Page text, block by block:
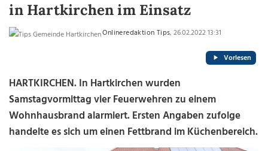
in Hartkirchen im Einsatz
Onlineredaktion Tips, 26.02.2022 13:31
Vorlesen
HARTKIRCHEN. In Hartkirchen wurden
Samstagvormittag vier Feuerwehren zu einem
Wohnhausbrand alarmiert. Ersten Angaben zufolge
handelte es sich um einen Fettbrand im Küchenbereich.